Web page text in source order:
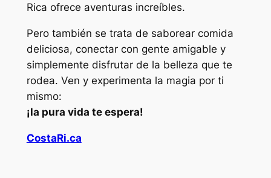
Rica ofrece aventuras increíbles.
Pero también se trata de saborear comida
deliciosa, conectar con gente amigable y
simplemente disfrutar de la belleza que te
rodea. Ven y experimenta la magia por ti
mismo:
¡la pura vida te espera!
CostaRi.ca